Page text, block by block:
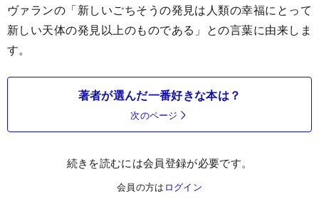
ヴァランの「新しいごちそうの発見は人類の幸福にとって
新しい天体の発見以上のものである」との言葉に由来しま
す。
著者が選んだ一番好きな本は？
次のページ
続きを読むには会員登録が必要です。
会員の方は ログイン